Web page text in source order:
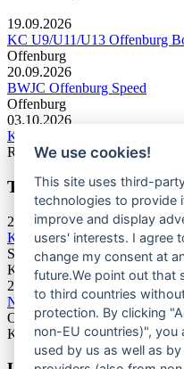
19.09.2026
KC U9/U11/U13 Offenburg
Offenburg
20.09.2026
BWJC Offenburg Speed
Offenburg
03.10.2026
KC U13 Rottweil Toprope &
Rottweil
Termine Bergsport &
28.11.2026
Kletterforum 2026
Stuttgart
Kategorie: Tagung
25.06.2027
Naturschutztagung 2027
Oberes Donautal, Beuron
Kategorie: Tagung
We use cookies!
This site uses third-
technologies to provide
improve and display
users' interests. I agree
change my consent at
future.We point out that
to third countries
protection. By clicking
non-EU countries)",
used by us as well as